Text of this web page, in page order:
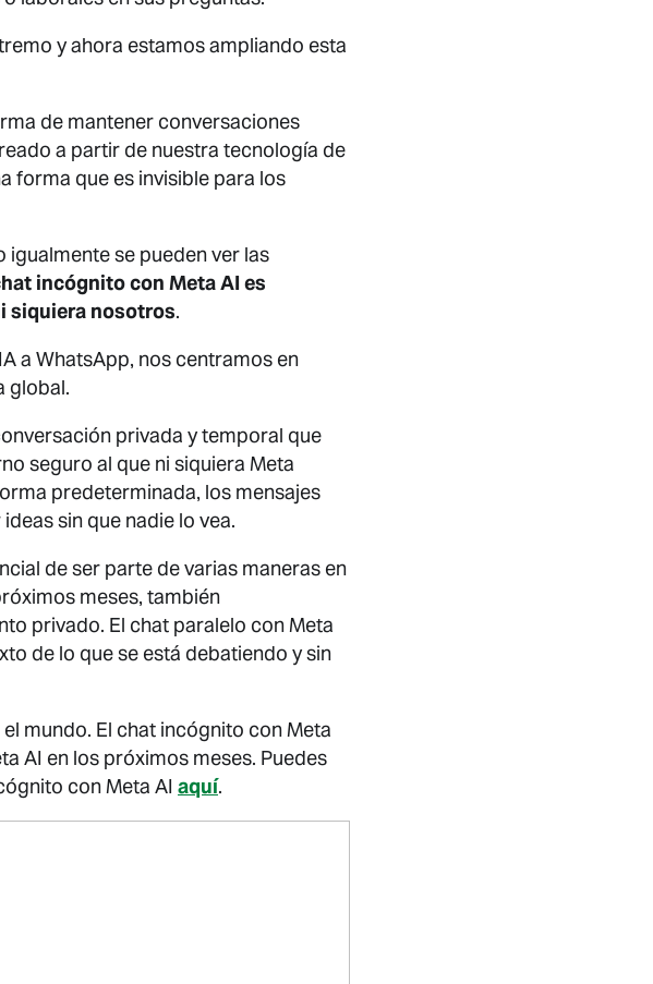
y ahora estamos ampliando esta
de mantener conversaciones
a partir de nuestra tecnología de
forma que es invisible para los
se pueden ver las
incógnito con Meta AI es
siquiera nosotros.
a WhatsApp, nos centramos en
global.
privada y temporal que
seguro al que ni siquiera Meta
predeterminada, los mensajes
sin que nadie lo vea.
de ser parte de varias maneras en
meses, también
privado. El chat paralelo con Meta
de lo que se está debatiendo y sin
mundo. El chat incógnito con Meta
AI en los próximos meses. Puedes
con Meta AI aquí.